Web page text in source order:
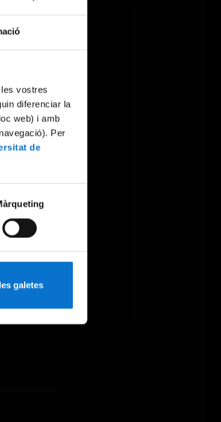
vostres
diferenciar la
web) i amb
Per
de
galetes